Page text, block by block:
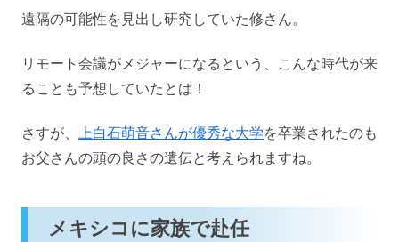
遠隔の可能性を見出し研究していた修さん。
リモート会議がメジャーになるという、こんな時代が来
ることも予想していたとは！
さすが、 上白石萌音さんが優秀な大学を卒業されたのも
お父さんの頭の良さの遺伝と考えられますね。
メキシコに家族で赴任